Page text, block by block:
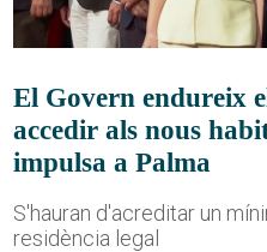
El Govern endureix
accedir als nous
impulsa a Palma
S'hauran d'acreditar un
residència legal